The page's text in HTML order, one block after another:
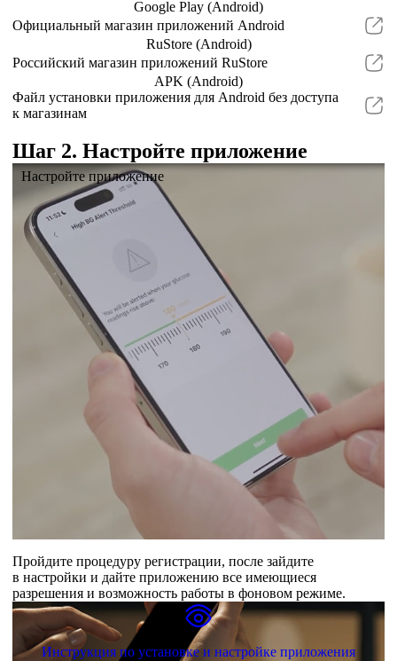
Google Play (Android)
Официальный магазин приложений Android
RuStore (Android)
Российский магазин приложений RuStore
APK (Android)
Файл установки приложения для Android без доступа
к магазинам
Шаг 2. Настройте приложение
Настройте приложение
Пройдите процедуру регистрации, после зайдите
в настройки и дайте приложению все имеющиеся
разрешения и возможность работы в фоновом режиме.
Инструкция по установке и настройке приложения